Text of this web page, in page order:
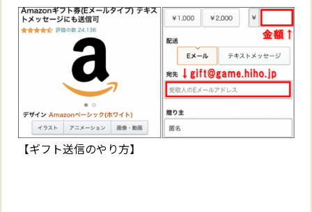
【ギフト送信のやり方】